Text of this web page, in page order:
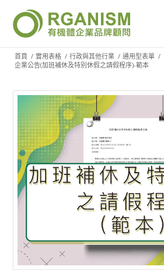
首頁 / 實用表格 / 行政與其他行業 / 通用型表單 /
企業公告(加班補休及特別休假之請假程序)-範本